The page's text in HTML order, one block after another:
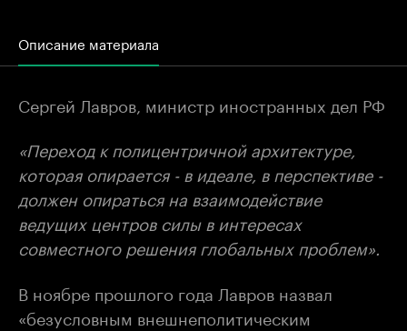
Описание материала
Сергей Лавров, министр иностранных дел РФ
«Переход к полицентричной архитектуре,
которая опирается - в идеале, в перспективе -
должен опираться на взаимодействие
ведущих центров силы в интересах
совместного решения глобальных проблем».
В ноябре прошлого года Лавров назвал
«безусловным внешнеполитическим